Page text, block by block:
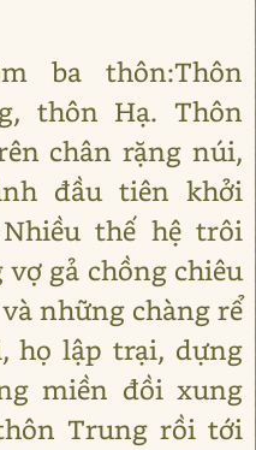
ba thôn:Thôn
thôn Hạ. Thôn
chân rặng núi,
đầu tiên khởi
thế hệ trôi
gả chồng chiêu
những chàng rể
họ lập trại, dựng
miền đồi xung
Trung rồi tới